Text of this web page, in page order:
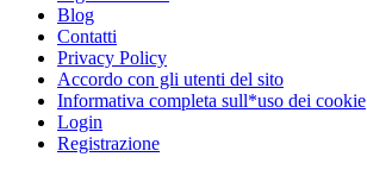
Blog
Contatti
Privacy Policy
Accordo con gli utenti del sito
Informativa completa sull*uso dei cookie
Login
Registrazione